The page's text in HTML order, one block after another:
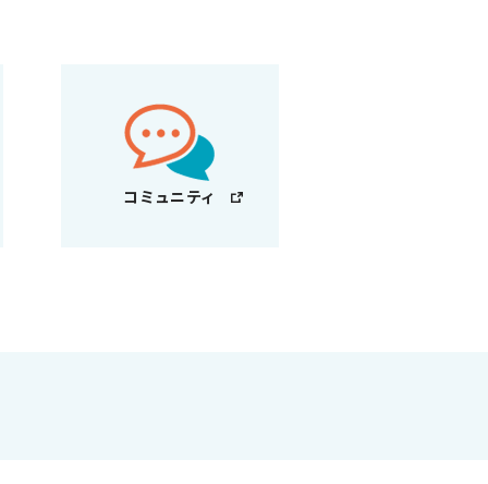
コミュニティ